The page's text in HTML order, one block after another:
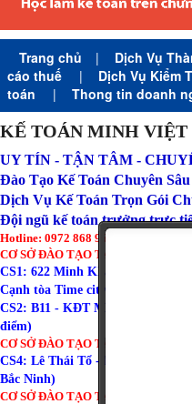
Trang chủ | Dịch Vụ
cáo thuế
| Dịch Vụ Kiểm
toán
| Thong tin doanh
KẾ TOÁN MINH VIỆT
UY TÍN - TẬN TÂM -
Đào Tạo Kế Toán Chuyên
Dịch Vụ Kế Toán Trọn Gói
Đội ngũ kế toán trưởng trực
Hotline: 0972 868 960 (Zalo)
CƠ SỞ ĐÀO TẠO TẠI HÀ NỘI:
CS1: 622 Minh Khai - Hai Bà
Cạnh tòa Time city )
CS2: B11 - KĐT Mỹ Đình I - Từ
điểm)
CƠ SỞ ĐÀO TẠO TẠI BẮC NINH:
CS4: Lê Thái Tổ - Phường Võ
Bắc Ninh)
CƠ SỞ ĐÀO TẠO TẠI HẢI PHÒNG: